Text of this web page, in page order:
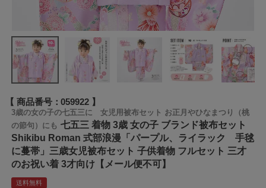
商品番号 059922
3歳の女の子の七五三に 女児用被布セット お正月やひなまつり（桃
の節句）にも 七五三 着物 3歳 女の子 ブランド被布セット
Shikibu Roman 式部浪漫「パープル、ライラック 手毬
に蔓帯」三歳女児被布セット 子供着物 フルセット 三才
のお祝い着 3才向け【メール便不可】
送料無料